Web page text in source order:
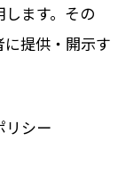
ます。その
提供・開示す
シー